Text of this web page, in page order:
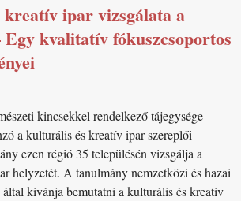
ipar vizsgálata a
Egy kvalitatív fókuszcsoportos
kincsekkel rendelkező tájegysége
a kulturális és kreatív ipar szereplői
ezen régió 35 településén vizsgálja a
helyzetét. A tanulmány nemzetközi és hazai
kívánja bemutatni a kulturális és kreatív